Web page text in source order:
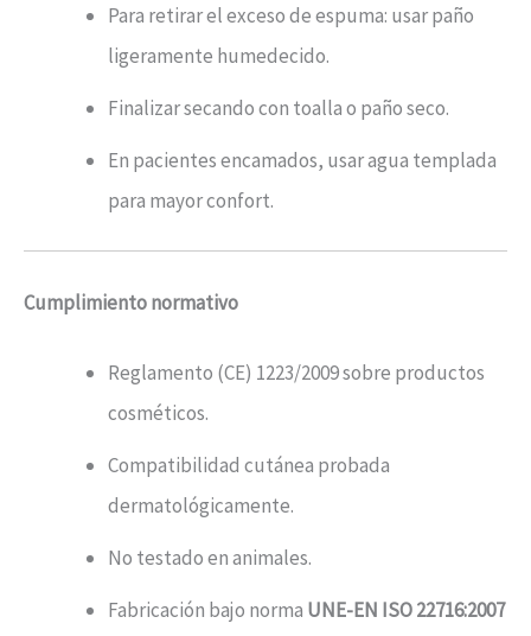
Para retirar el exceso de espuma: usar paño
ligeramente humedecido.
Finalizar secando con toalla o paño seco.
En pacientes encamados, usar agua templada
para mayor confort.
Cumplimiento normativo
Reglamento (CE) 1223/2009 sobre productos
cosméticos.
Compatibilidad cutánea probada
dermatológicamente.
No testado en animales.
Fabricación bajo norma UNE-EN ISO 22716:2007